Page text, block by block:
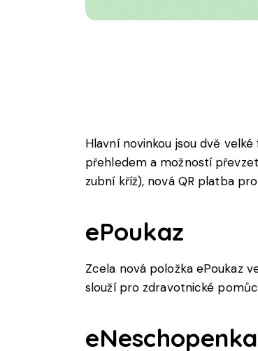
Hlavní novinkou jsou dvě
přehledem a možností
zubní kříž), nová QR platba
ePoukaz
Zcela nová položka ePoukaz
sloužípro zdravotnické
eNeschopenka